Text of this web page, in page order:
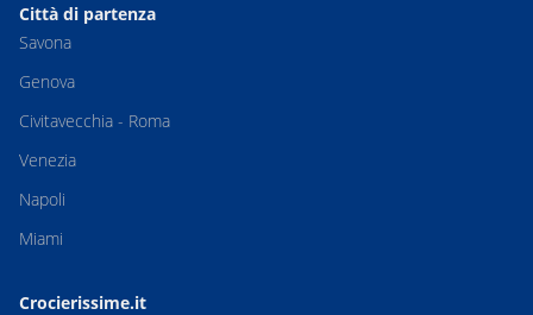
Città di partenza
Savona
Genova
Civitavecchia - Roma
Venezia
Napoli
Miami
Crocierissime.it